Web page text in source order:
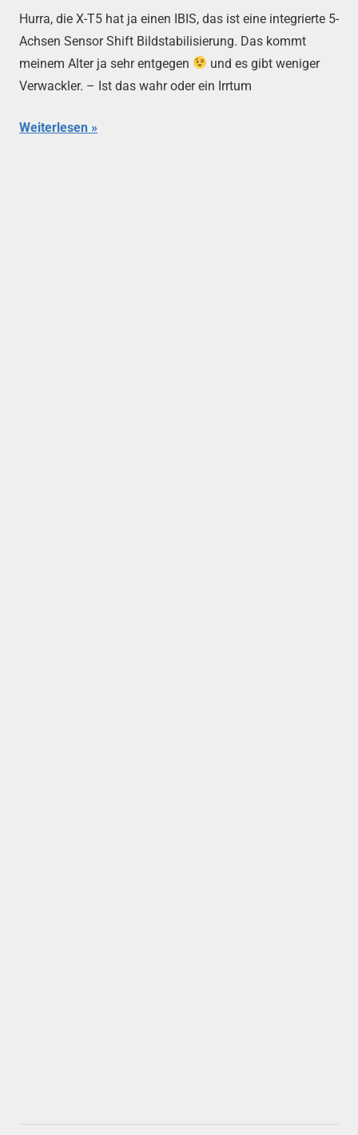
Hurra, die X-T5 hat ja einen IBIS, das ist eine integrierte 5-
Achsen Sensor Shift Bildstabilisierung. Das kommt
meinem Alter ja sehr entgegen
und es gibt weniger
Verwackler. – Ist das wahr oder ein Irrtum
Weiterlesen